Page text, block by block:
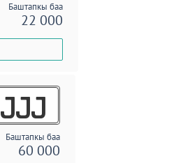
Баштапкы баа
22 000
JJJ
Баштапкы баа
60 000